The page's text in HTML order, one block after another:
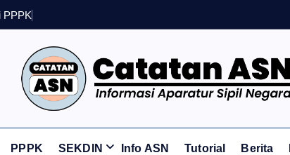
i PPPK
Informasi Aparatur Sipil Negara
PPPK SEKDIN Info ASN Tutorial Berita